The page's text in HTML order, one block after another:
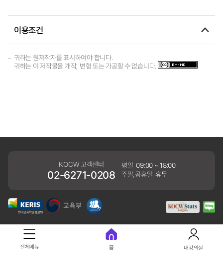
이용조건
귀하는 원저작자를 표시하여야 합니다.
귀하는 이 저작물을 개작, 변형 또는 가공할 수 없습니다.
KOCW 고객센터
02-6271-0208
평일 09:00 ~ 18:00
주말,공휴일 휴무
개인정보처리방침
41061 대구광역시 동구 동내로 64 (동내동 1119) 우)41061
전체메뉴 홈 내강의실